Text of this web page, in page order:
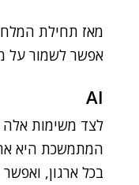
מאז תחילת
אפשר לשמור על
AI
לצד משימות אלה
בכל ארגון,